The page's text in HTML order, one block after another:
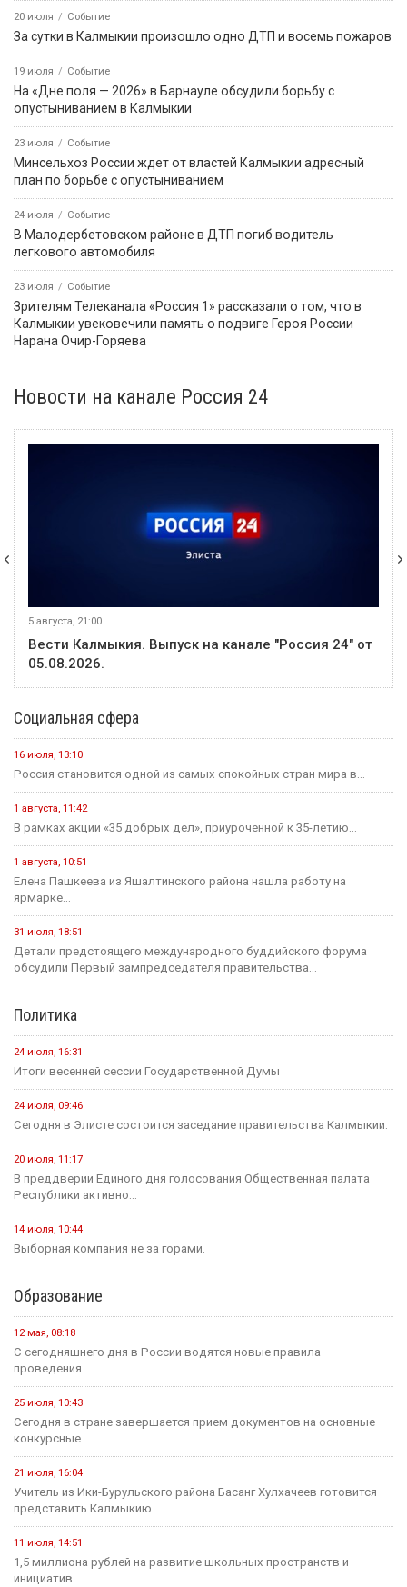
20 июля Событие
За сутки в Калмыкии произошло одно ДТП и восемь пожаров
19 июля Событие
На «Дне поля — 2026» в Барнауле обсудили борьбу с
опустыниванием в Калмыкии
23 июля Событие
Минсельхоз России ждет от властей Калмыкии адресный
план по борьбе с опустыниванием
24 июля Событие
В Малодербетовском районе в ДТП погиб водитель
легкового автомобиля
23 июля Событие
Зрителям Телеканала «Россия 1» рассказали о том, что в
Калмыкии увековечили память о подвиге Героя России
Нарана Очир-Горяева
Новости на канале Россия 24
5 августа, 21:00
Вести Калмыкия. Выпуск на канале "Россия 24" от
05.08.2026.
Социальная сфера
16 июля, 13:10
Россия становится одной из самых спокойных стран мира в...
1 августа, 11:42
В рамках акции «35 добрых дел», приуроченной к 35-летию...
1 августа, 10:51
Елена Пашкеева из Яшалтинского района нашла работу на
ярмарке...
31 июля, 18:51
Детали предстоящего международного буддийского форума
обсудили Первый зампредседателя правительства...
Политика
24 июля, 16:31
Итоги весенней сессии Государственной Думы
24 июля, 09:46
Сегодня в Элисте состоится заседание правительства Калмыкии.
20 июля, 11:17
В преддверии Единого дня голосования Общественная палата
Республики активно...
14 июля, 10:44
Выборная компания не за горами.
Образование
12 мая, 08:18
С сегодняшнего дня в России водятся новые правила
проведения...
25 июля, 10:43
Сегодня в стране завершается прием документов на основные
конкурсные...
21 июля, 16:04
Учитель из Ики-Бурульского района Басанг Хулхачеев готовится
представить Калмыкию...
11 июля, 14:51
1,5 миллиона рублей на развитие школьных пространств и
инициатив...